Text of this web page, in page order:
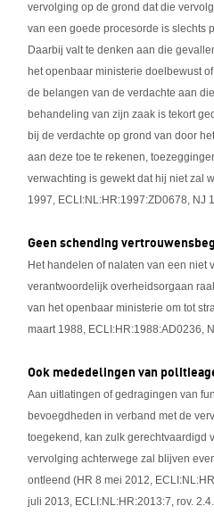
vervolging op de grond dat die
van een goede procesorde is slechts
Daarbij valt te denken aan die
het openbaar ministerie doelbewust
de belangen van de verdachte aan
behandeling van zijn zaak is tekort
bij de verdachte op grond van door
aan deze toe te rekenen,
verwachting is gewekt dat hij niet zal
1997, ECLI:NL:HR:1997:ZD0678, NJ
Geen schending
Het handelen of nalaten van een niet
verantwoordelijk overheidsorgaan
van het openbaar ministerie om tot
maart 1988, ECLI:HR:1988:AD0236,
Ook mededelingen van
Aan uitlatingen of gedragingen van
bevoegdheden in verband met de
toegekend, kan zulk gerechtvaardigd
vervolging achterwege zal blijven
ontleend (HR 8 mei 2012,
juli 2013, ECLI:NL:HR:2013:7, rov.